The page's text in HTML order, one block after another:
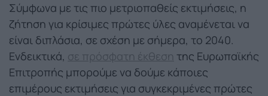
Σύμφωνα με τις πιο μετριοπαθείς εκτιμήσεις, η
ζήτηση για κρίσιμες πρώτες ύλες αναμένεται να
είναι διπλάσια, σε σχέση με σήμερα, το 2040.
Ενδεικτικά, σε πρόσφατη έκθεση της Ευρωπαϊκής
Επιτροπής μπορούμε να δούμε κάποιες
επιμέρους εκτιμήσεις για συγκεκριμένες πρώτες